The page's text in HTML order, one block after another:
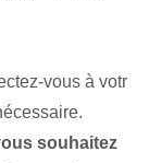
vous à votr
souhaitez